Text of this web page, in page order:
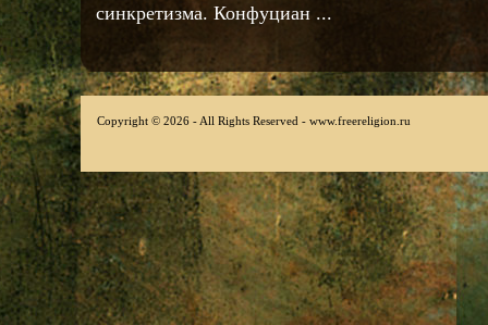
синкретизма. Конфуциан ...
Copyright © 2026 - All Rights Reserved - www.freereligion.ru